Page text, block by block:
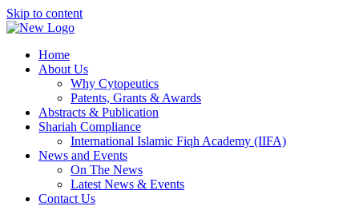
Skip to content
Home
About Us
Why Cytopeutics
Patents, Grants & Awards
Abstracts & Publication
Shariah Compliance
International Islamic Fiqh Academy (IIFA)
News and Events
On The News
Latest News & Events
Contact Us